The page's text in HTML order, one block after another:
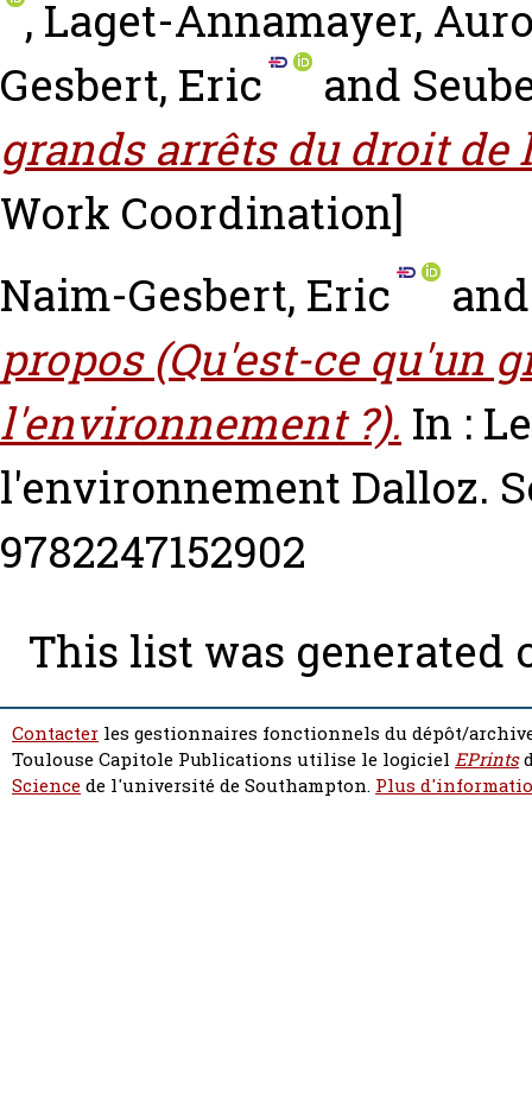
, Laget-Annamayer,
Gesbert, Eric
and
grands arrêts du droit
Work Coordination]
Naim-Gesbert, Eric
propos (Qu'est-ce qu'un
l'environnement ?). In :
l'environnement Dalloz.
9782247152902
This list was generated
Contacter les gestionnaires fonctionnels du dépôt/
Toulouse Capitole Publications utilise le logiciel EPrints
Sciencede l'université de Southampton. Plus